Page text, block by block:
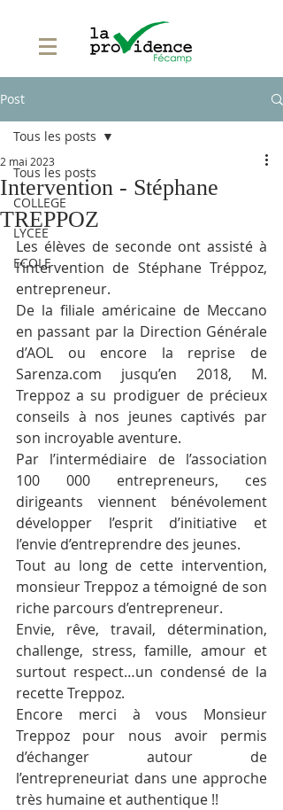
Post
Tous les posts
COLLEGE
LYCEE
ECOLE
Tous les posts
Intervention - Stéphane
TREPPOZ
2 mai 2023
Les élèves de seconde ont assisté à
l’intervention de Stéphane Tréppoz,
entrepreneur.
De la filiale américaine de Meccano
en passant par la Direction Générale
Sarenza.com jusqu’en 2018, M.
Treppoz a su prodiguer de précieux
conseils à nos jeunes captivés par
son incroyable aventure.
Par l’intermédiaire de l’association
100 000 entrepreneurs, ces
dirigeants viennent bénévolement
développer l’esprit d’initiative et
l’envie d’entreprendre des jeunes.
Tout au long de cette intervention,
monsieur Treppoz a témoigné de son
riche parcours d’entrepreneur.
Envie, rêve, travail, détermination,
challenge, stress, famille, amour et
surtout respect…un condensé de la
recette Treppoz.
Encore merci à vous Monsieur
Treppoz pour nous avoir permis
d’échanger autour de
l’entrepreneuriat dans une approche
très humaine et authentique !!